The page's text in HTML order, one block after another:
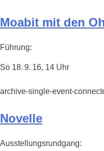
Moabit mit den
Führung:
So 18. 9. 16, 14 Uhr
archive-single-event-
Novelle
Ausstellungsrundgang: